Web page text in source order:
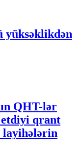
yüksəklikdən
QHT-lər
qrant
layihələrin